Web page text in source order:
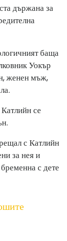
държана за
баща
Уокър
женен мъж,
се
с Катлийн
за нея и
с дете